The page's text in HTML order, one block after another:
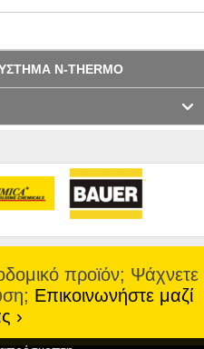
N-THERMO
προϊόν; Ψάχνετε
Επικοινωνήστε μαζί
›